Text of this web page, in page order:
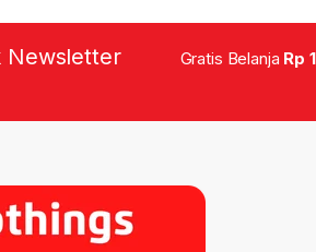
Newsletter Gratis Belanja Rp